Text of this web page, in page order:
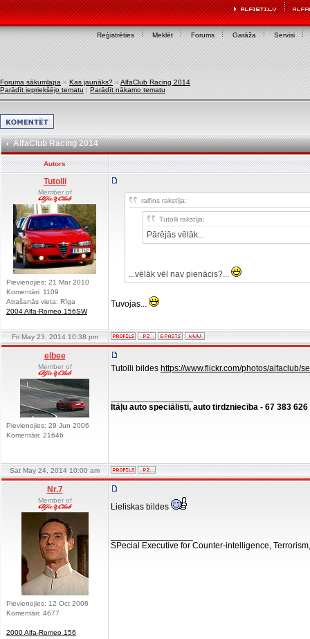
Reģistrēties Meklēt Forums Garāža Servisi
Foruma sākumlapa » Kas jaunāks? » AlfaClub Racing 2014
Parādīt iepriekšējo tematu | Parādīt nākamo tematu
AlfaClub Racing 2014
Autors
Tutolli
Member of
Pievienojies: 21 Mar 2010
Komentāri: 1109
Atrašanās vieta: Rīga
2004 Alfa-Romeo 156SW
ralfins rakstīja:
Tutolli rakstīja:
Pārējās vēlāk...
...vēlāk vēl nav pienācis?...
Tuvojas...
Fri May 23, 2014 10:38 pm
elbee
Member of
Pievienojies: 29 Jun 2006
Komentāri: 21646
Tutolli bildes https://www.flickr.com/photos/alfaclub/
Itāļu auto speciālisti, auto tirdzniecība - 67 383 626
Sat May 24, 2014 10:00 am
Nr.7
Member of
Pievienojies: 12 Oct 2006
Komentāri: 4677
2000 Alfa-Romeo 156
Lieliskas bildes
SPecial Executive for Counter-intelligence,